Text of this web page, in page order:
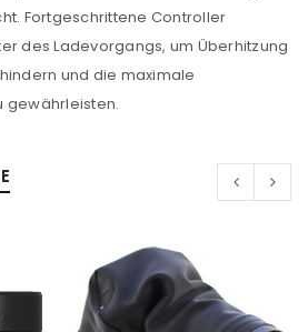
Fortgeschrittene Controller
des Ladevorgangs, um Überhitzung
und die maximale
gewährleisten.